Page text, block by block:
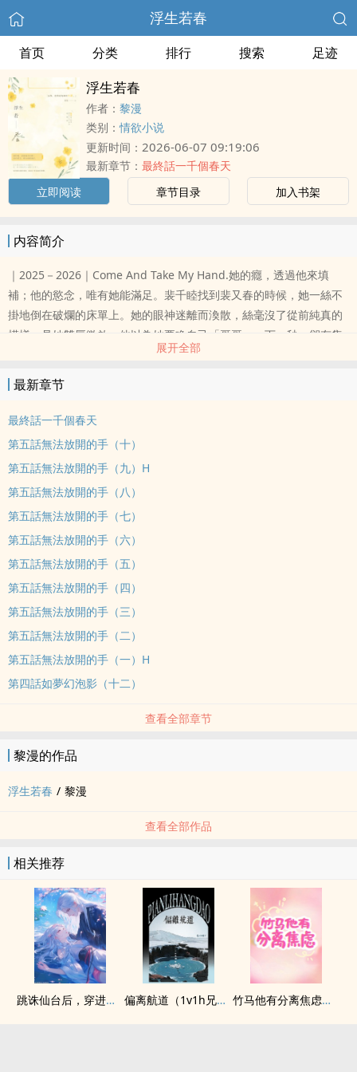
浮生若春
首页 分类 排行 搜索 足迹
浮生若春
作者： 黎漫
类别：情欲小说
更新时间： 2026-06-07 09:19:06
最新章节： 最終話一千個春天
立即阅读
章节目录 加入书架
内容简介
｜2025－2026｜Come And Take My Hand.她的癮，透過他來填
補；他的慾念，唯有她能滿足。裴千睦找到裴又春的時候，她一絲不
掛地倒在破爛的床單上。她的眼神迷離而渙散，絲毫沒了從前純真的
模樣。見她雙唇微啟，他以為她要喚自己「哥哥」。下一秒，卻有隻
白嫩的小手，搭上他褲腰的方頭皮帶——他明白，她什麼都不記得，
也什麼都沒有了。於是他說：「小春，我會成為妳的全部。」
展开全部
最新章节
最終話一千個春天
第五話無法放開的手（十）
第五話無法放開的手（九）H
第五話無法放開的手（八）
第五話無法放開的手（七）
第五話無法放開的手（六）
第五話無法放開的手（五）
第五話無法放開的手（四）
第五話無法放開的手（三）
第五話無法放開的手（二）
第五話無法放開的手（一）H
第四話如夢幻泡影（十二）
查看全部章节
黎漫的作品
浮生若春 / 黎漫
查看全部作品
相关推荐
跳诛仙台后，穿进兽世种田文当稀有神兽(np) 偏离航道（1v1h兄妹骨科bg） 竹马他有分离焦虑（1v1）